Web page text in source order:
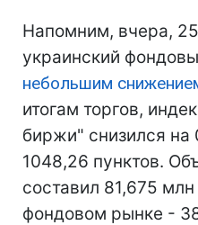
Напомним, вчера,
украинский
небольшим
итогам торгов,
биржи" снизился на
1048,26 пунктов.
составил 81,675 млн
фондовом рынке -